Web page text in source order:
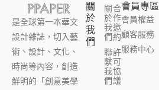
是全球第一本華文
設計雜誌，切入藝
術、設計、文化、
時尚等內容，創造
鮮明的「創意美學
關
於
我
們
關
於
我
們
聯
繫
我
們
合
作
邀
約
許
可
協
議
會員專區​
會員權益
顧客服務
服務中心